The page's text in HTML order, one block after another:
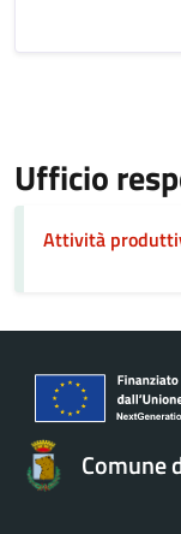
Ufficio
Attività
Comune